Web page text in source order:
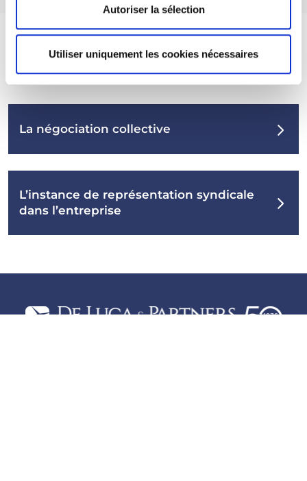
Autoriser la sélection
Utiliser uniquement les cookies nécessaires
La négociation collective
L’instance de représentation syndicale
dans l’entreprise